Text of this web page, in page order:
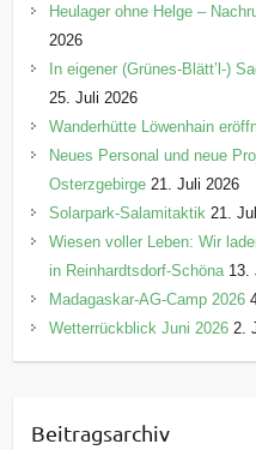
Heulager ohne Helge –
2026
In eigener (Grünes-Blätt’l-)
25. Juli 2026
Wanderhütte Löwenhain
Neues Personal und neue
Osterzgebirge 21. Juli 2026
Solarpark-Salamitaktik 21.
Wiesen voller Leben: Wir
in Reinhardtsdorf-Schöna 13.
Madagaskar-AG-Camp 2026
Wetterrückblick Juni 2026 2.
Beitragsarchiv